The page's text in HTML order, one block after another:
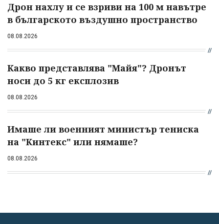
Дрон нахлу и се взриви на 100 м навътре
в българското въздушно пространство
08.08.2026
Какво представлява "Майя"? Дронът
носи до 5 кг експлозив
08.08.2026
Имаше ли военният министър тениска
на "Кинтекс" или нямаше?
08.08.2026